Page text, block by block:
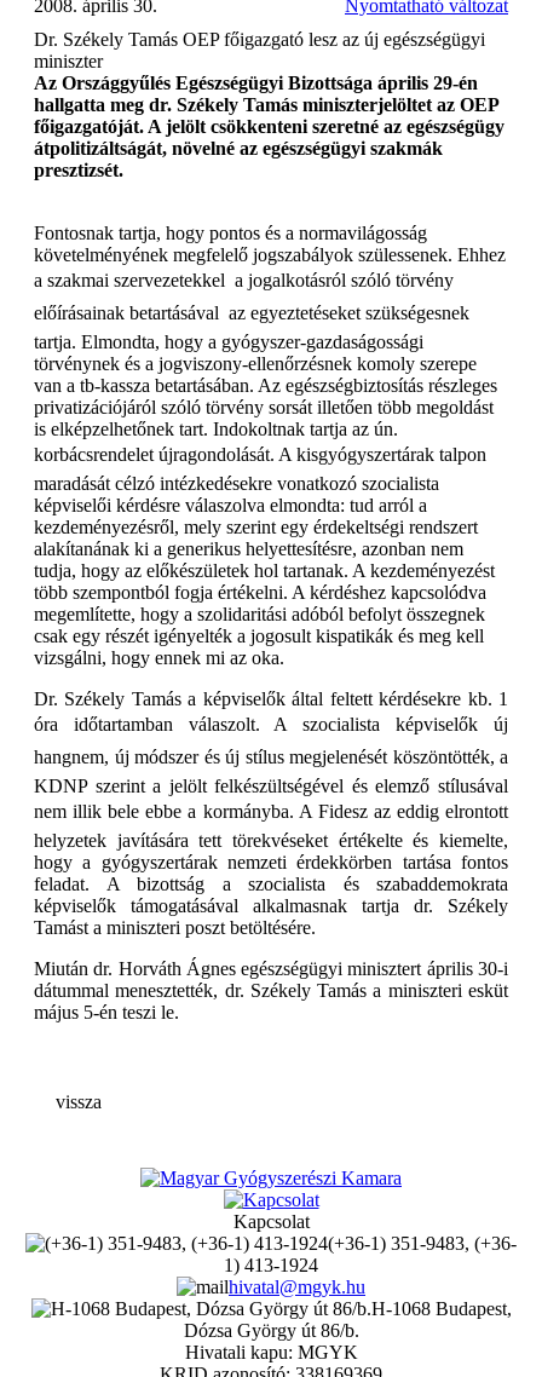
Nyomtatható változat
2008. április 30.
Dr. Székely Tamás OEP főigazgató lesz az új egészségügyi
miniszter
Az Országgyűlés Egészségügyi Bizottsága április 29-én
hallgatta meg dr. Székely Tamás miniszterjelöltet az OEP
főigazgatóját. A jelölt csökkenteni szeretné az egészségügy
átpolitizáltságát, növelné az egészségügyi szakmák
presztizsét.
Fontosnak tartja, hogy pontos és a normavilágosság
követelményének megfelelő jogszabályok szülessenek. Ehhez
a szakmai szervezetekkel  a jogalkotásról szóló törvény
előírásainak betartásával  az egyeztetéseket szükségesnek
tartja. Elmondta, hogy a gyógyszer-gazdaságossági
törvénynek és a jogviszony-ellenőrzésnek komoly szerepe
van a tb-kassza betartásában. Az egészségbiztosítás részleges
privatizációjáról szóló törvény sorsát illetően több megoldást
is elképzelhetőnek tart. Indokoltnak tartja az ún.
korbácsrendelet újragondolását. A kisgyógyszertárak talpon
maradását célzó intézkedésekre vonatkozó szocialista
képviselői kérdésre válaszolva elmondta: tud arról a
kezdeményezésről, mely szerint egy érdekeltségi rendszert
alakítanának ki a generikus helyettesítésre, azonban nem
tudja, hogy az előkészületek hol tartanak. A kezdeményezést
több szempontból fogja értékelni. A kérdéshez kapcsolódva
megemlítette, hogy a szolidaritási adóból befolyt összegnek
csak egy részét igényelték a jogosult kispatikák és meg kell
vizsgálni, hogy ennek mi az oka.
Dr. Székely Tamás a képviselők által feltett kérdésekre kb. 1
óra időtartamban válaszolt. A szocialista képviselők új
hangnem, új módszer és új stílus megjelenését köszöntötték, a
KDNP szerint a jelölt felkészültségével és elemző stílusával
nem illik bele ebbe a kormányba. A Fidesz az eddig elrontott
helyzetek javítására tett törekvéseket értékelte és kiemelte,
hogy a gyógyszertárak nemzeti érdekkörben tartása fontos
feladat. A bizottság a szocialista és szabaddemokrata
képviselők támogatásával alkalmasnak tartja dr. Székely
Tamást a miniszteri poszt betöltésére.
Miután dr. Horváth Ágnes egészségügyi minisztert április 30-i
dátummal menesztették, dr. Székely Tamás a miniszteri esküt
május 5-én teszi le.
vissza
Kapcsolat
(+36-1) 351-9483, (+36-
1) 413-1924
hivatal@mgyk.hu
H-1068 Budapest,
Dózsa György út 86/b.
Hivatali kapu: MGYK